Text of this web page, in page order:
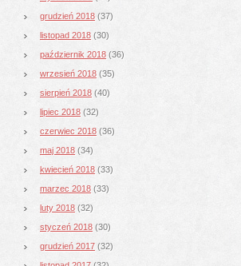
grudzień 2018 (37)
listopad 2018 (30)
październik 2018 (36)
wrzesień 2018 (35)
sierpień 2018 (40)
lipiec 2018 (32)
czerwiec 2018 (36)
maj 2018 (34)
kwiecień 2018 (33)
marzec 2018 (33)
luty 2018 (32)
styczeń 2018 (30)
grudzień 2017 (32)